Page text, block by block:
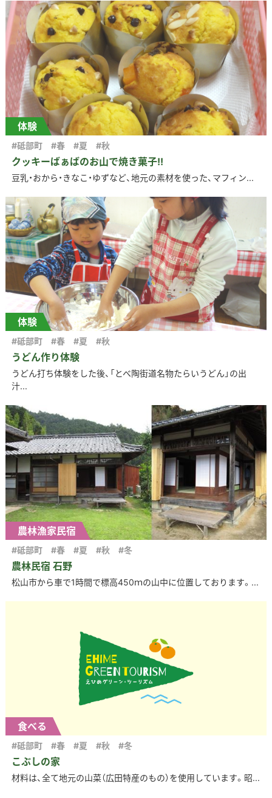
体験
クッキーばぁばのお山で焼き菓子!!
#砥部町 #春 #夏 #秋
豆乳・おから・きなこ・ゆずなど、地元の素材を使った、マフィン...
体験
うどん作り体験
#砥部町 #春 #夏 #秋
うどん打ち体験をした後、「とべ陶街道名物たらいうどん」の出
汁...
農林漁家民宿
農林民宿 石野
#砥部町 #春 #夏 #秋 #冬
松山市から車で1時間で標高450ｍの山中に位置しております。...
食べる
こぶしの家
#砥部町 #春 #夏 #秋 #冬
材料は、全て地元の山菜（広田特産のもの）を使用しています。昭...